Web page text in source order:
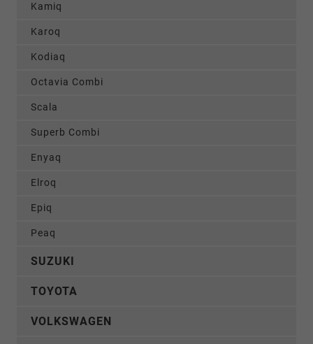
Kamiq
Karoq
Kodiaq
Octavia Combi
Scala
Superb Combi
Enyaq
Elroq
Epiq
Peaq
SUZUKI
TOYOTA
VOLKSWAGEN